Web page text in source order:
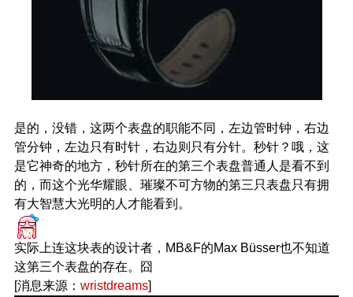
是的，没错，这两个表盘的职能不同，左边管时钟，右边
管分钟，左边只有时针，右边则只有分针。秒针？哦，这
是它神奇的地方，秒针所在的第三个表盘普通人是看不到
的，而这个光华耀眼、璀璨不可方物的第三只表盘只有拥
有大智慧大光明的人才能看到。
实际上连这块表的设计者，MB&F的Max Büsser也不知道
这第三个表盘的存在。囧
[消息来源： wristdreams]